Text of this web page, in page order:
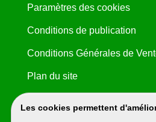
Les cookies permettent
Paramètres des cookies
Conditions de publication
Conditions Générales de
Plan du site